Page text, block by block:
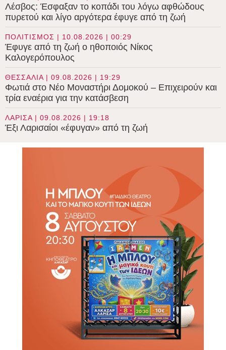
Λέσβος: Έσφαξαν το κοπάδι του λόγω αφθώδους
πυρετού και λίγο αργότερα έφυγε από τη ζωή
ΠΟΛΙΤΙΣΜΟΣ | 10.08.2026 | 00:29
Έφυγε από τη ζωή ο ηθοποιός Νίκος
Καλογερόπουλος
ΘΕΣΣΑΛΙΑ | 09.08.2026 | 19:29
Φωτιά στο Νέο Μοναστήρι Δομοκού – Επιχειρούν και
τρία εναέρια για την κατάσβεση
ΛΑΡΙΣΑ | 09.08.2026 | 19:18
Έξι Λαρισαίοι «έφυγαν» από τη ζωή